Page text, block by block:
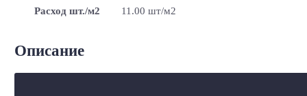
Расход шт./м2 11.00 шт/м2
Описание